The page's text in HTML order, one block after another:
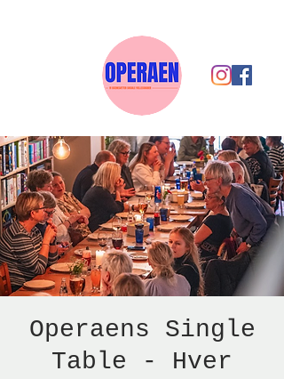
Operaens Single
Table - Hver